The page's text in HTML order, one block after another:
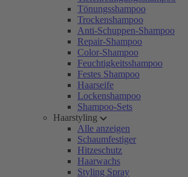
Tönungsshampoo
Trockenshampoo
Anti-Schuppen-Shampoo
Repair-Shampoo
Color-Shampoo
Feuchtigkeitsshampoo
Festes Shampoo
Haarseife
Lockenshampoo
Shampoo-Sets
Haarstyling
Alle anzeigen
Schaumfestiger
Hitzeschutz
Haarwachs
Styling Spray